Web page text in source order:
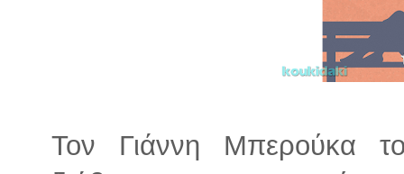
Τον Γιάννη Μπερούκα